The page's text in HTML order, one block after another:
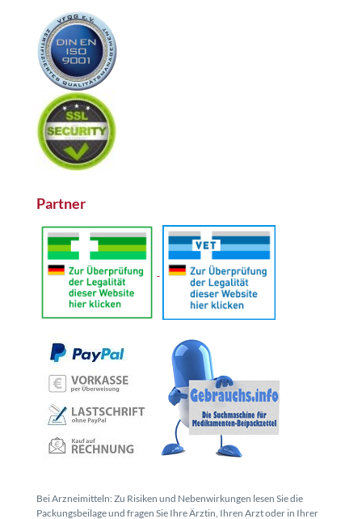
Partner
Bei Arzneimitteln: Zu Risiken und Nebenwirkungen lesen Sie die
Packungsbeilage und fragen Sie Ihre Ärztin, Ihren Arzt oder in Ihrer